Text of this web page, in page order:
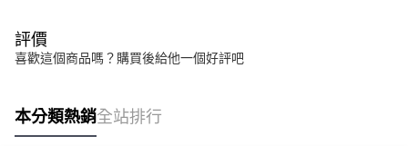
評價
喜歡這個商品嗎？購買後給他一個好評吧
本分類熱銷全站排行